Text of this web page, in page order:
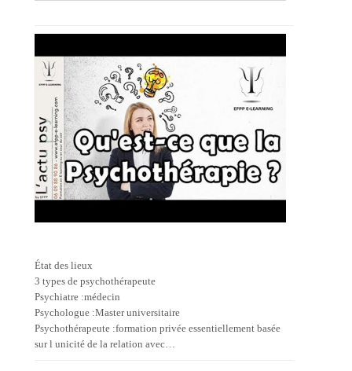
État des lieux
3 types de psychothérapeute
Psychiatre :médecin
Psychologue :Master universitaire
Psychothérapeute :formation privée essentiellement basée
sur l unicité de la relation avec…